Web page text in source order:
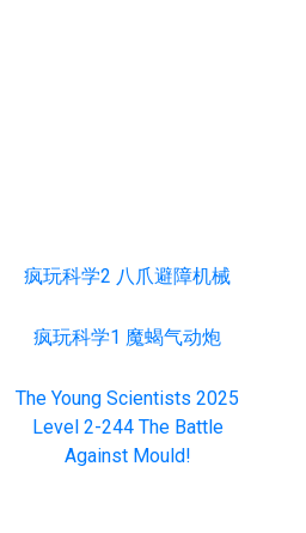
疯玩科学2 八爪避障机械
疯玩科学1 魔蝎气动炮
The Young Scientists 2025
Level 2-244 The Battle
Against Mould!